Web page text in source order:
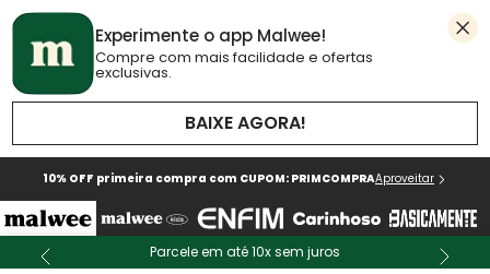
Experimente o app Malwee!
Compre com mais facilidade e ofertas
exclusivas.
BAIXE AGORA!
10% OFF primeira compra com CUPOM: PRIMCOMPRAAproveitar
Parcele em até 10x sem juros